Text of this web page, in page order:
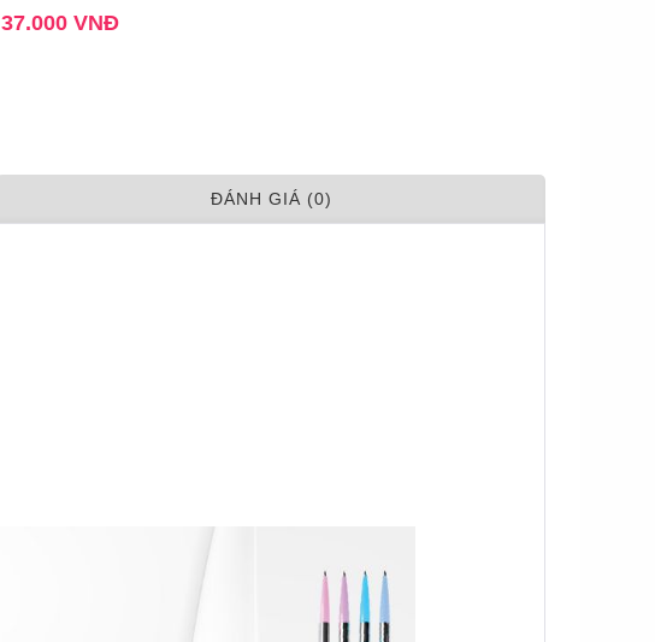
37.000 VNĐ
ÐÁNH GIÁ (0)